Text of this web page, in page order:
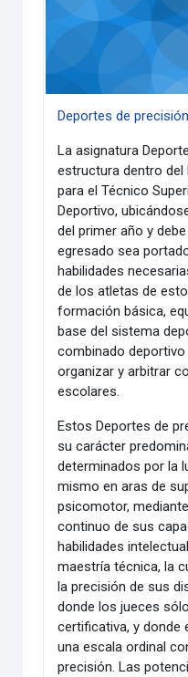
Deportes de precisión
La asignatura
estructura dentro del
para el Técnico
Deportivo,
del primer año y
egresado sea
habilidades
de los atletas de
formación básica,
base del sistema
combinado deportivo
organizar y arbitrar
escolares.
Estos Deportes de
su carácter
determinados por la
mismo en aras de
psicomotor,
continuo de sus
habilidades
maestría técnica, la
la precisión de sus
donde los jueces
certificativa, y donde
una escala ordinal
precisión. Las